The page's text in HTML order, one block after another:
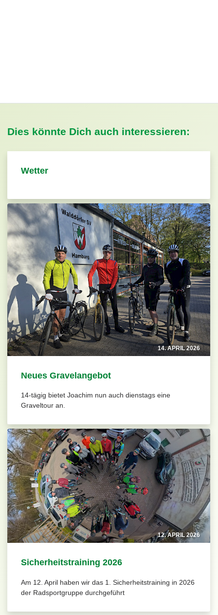
Dies könnte Dich auch interessieren:
Wetter
14. APRIL 2026
Neues Gravelangebot
14-tägig bietet Joachim nun auch dienstags eine
Graveltour an.
12. APRIL 2026
Sicherheitstraining 2026
Am 12. April haben wir das 1. Sicherheitstraining in 2026
der Radsportgruppe durchgeführt